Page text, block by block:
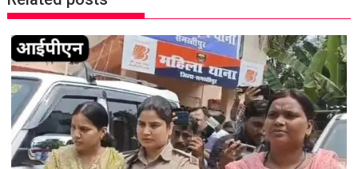
v
i
g
a
t
i
o
n